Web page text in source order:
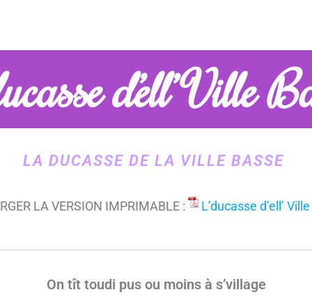
d’ell’ Ville
LA DUCASSE DE LA VILLE BASSE
LA VERSION IMPRIMABLE : L’ducasse d’ell’
On tît toudi pus ou moins à s’village